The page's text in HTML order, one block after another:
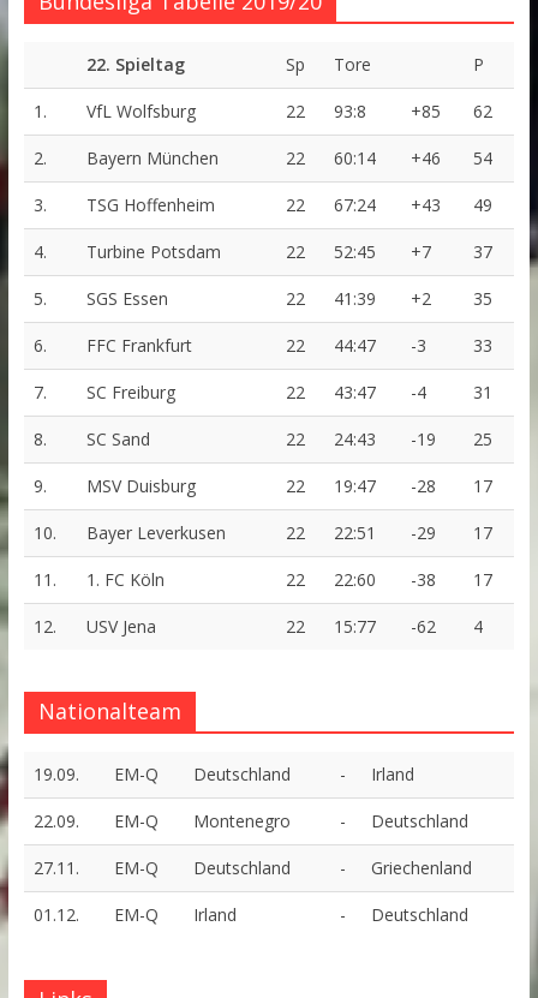
22. Spieltag Sp Tore P
1. VfL Wolfsburg 22 93:8 +85 62
2. Bayern München 22 60:14 +46 54
3. TSG Hoffenheim 22 67:24 +43 49
4. Turbine Potsdam 22 52:45 +7 37
5. SGS Essen 22 41:39 +2 35
6. FFC Frankfurt 22 44:47 -3 33
7. SC Freiburg 22 43:47 -4 31
8. SC Sand 22 24:43 -19 25
9. MSV Duisburg 22 19:47 -28 17
10. Bayer Leverkusen 22 22:51 -29 17
11. 1. FC Köln 22 22:60 -38 17
12. USV Jena 22 15:77 -62 4
Nationalteam
19.09. EM-Q Deutschland - Irland
22.09. EM-Q Montenegro - Deutschland
27.11. EM-Q Deutschland - Griechenland
01.12. EM-Q Irland - Deutschland